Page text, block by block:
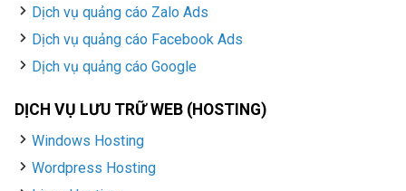
Dịch vụ quảng cáo Zalo Ads
Dịch vụ quảng cáo Facebook Ads
Dịch vụ quảng cáo Google
DỊCH VỤ LƯU TRỮ WEB (HOSTING)
Windows Hosting
Wordpress Hosting